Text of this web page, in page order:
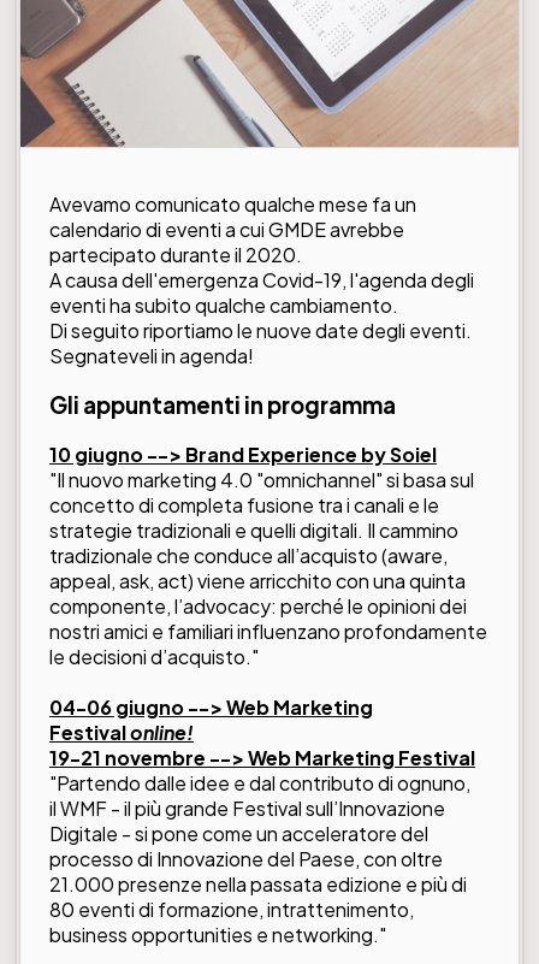
Avevamo comunicato qualche mese fa un
calendario di eventi a cui GMDE avrebbe
partecipato durante il 2020.
A causa dell'emergenza Covid-19, l'agenda degli
eventi ha subito qualche cambiamento.
Di seguito riportiamo le nuove date degli eventi.
Segnateveli in agenda!
Gli appuntamenti in programma
10 giugno --> Brand Experience by Soiel
"Il nuovo marketing 4.0 "omnichannel" si basa sul
concetto di completa fusione tra i canali e le
strategie tradizionali e quelli digitali. Il cammino
tradizionale che conduce all’acquisto (aware,
appeal, ask, act) viene arricchito con una quinta
componente, l’advocacy: perché le opinioni dei
nostri amici e familiari influenzano profondamente
le decisioni d’acquisto."
04-06 giugno -->Web Marketing
Festivalonline!
19-21 novembre --> Web Marketing Festival
"Partendo dalle idee e dal contributo di ognuno,
il WMF - il più grande Festival sull’Innovazione
Digitale - si pone come un acceleratore del
processo di Innovazione del Paese, con oltre
21.000 presenze nella passata edizione e più di
80 eventi di formazione, intrattenimento,
business opportunities e networking."